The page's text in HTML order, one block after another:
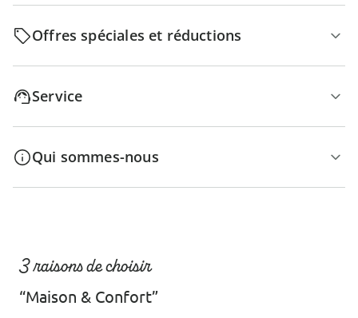
Offres spéciales et réductions
Service
Qui sommes-nous
3 raisons de choisir
“Maison & Confort”